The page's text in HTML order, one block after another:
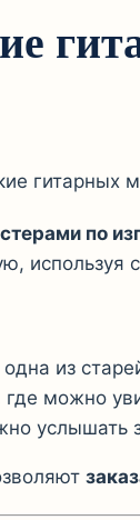
гитарных
по
используя
одна из
где можно
услышать